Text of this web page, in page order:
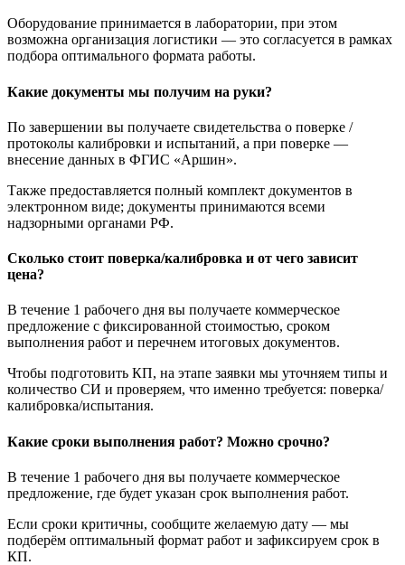
Оборудование принимается в лаборатории, при этом
возможна организация логистики — это согласуется в рамках
подбора оптимального формата работы.
Какие документы мы получим на руки?
По завершении вы получаете свидетельства о поверке /
протоколы калибровки и испытаний, а при поверке —
внесение данных в ФГИС «Аршин».
Также предоставляется полный комплект документов в
электронном виде; документы принимаются всеми
надзорными органами РФ.
Сколько стоит поверка/калибровка и от чего зависит
цена?
В течение 1 рабочего дня вы получаете коммерческое
предложение с фиксированной стоимостью, сроком
выполнения работ и перечнем итоговых документов.
Чтобы подготовить КП, на этапе заявки мы уточняем типы и
количество СИ и проверяем, что именно требуется: поверка/
калибровка/испытания.
Какие сроки выполнения работ? Можно срочно?
В течение 1 рабочего дня вы получаете коммерческое
предложение, где будет указан срок выполнения работ.
Если сроки критичны, сообщите желаемую дату — мы
подберём оптимальный формат работ и зафиксируем срок в
КП.